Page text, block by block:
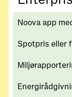
Noova app
Spotpris eller